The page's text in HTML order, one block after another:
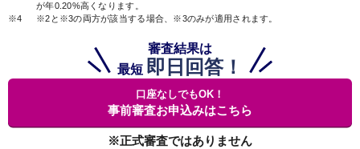
が年0.20%高くなります。
※4
※2と※3の両方が該当する場合、※3のみが適用されます。
審査結果は
最短 即日回答！
口座なしでもOK！
事前審査お申込みはこちら
※正式審査ではありません